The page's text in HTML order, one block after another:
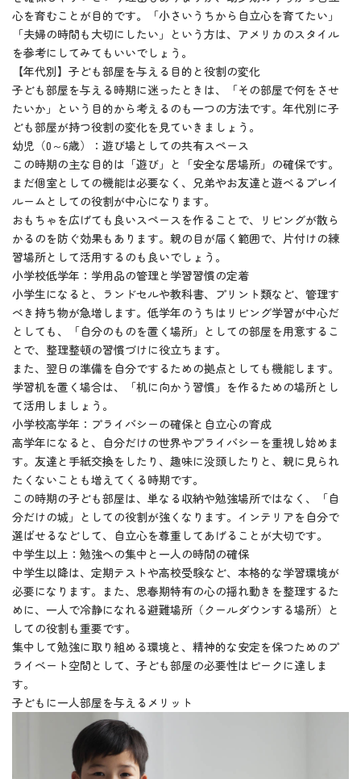
心を育むことが目的です。「小さいうちから自立心を育てたい」
「夫婦の時間も大切にしたい」という方は、アメリカのスタイル
を参考にしてみてもいいでしょう。
【年代別】子ども部屋を与える目的と役割の変化
子ども部屋を与える時期に迷ったときは、「その部屋で何をさせ
たいか」という目的から考えるのも一つの方法です。年代別に子
ども部屋が持つ役割の変化を見ていきましょう。
幼児（0～6歳）：遊び場としての共有スペース
この時期の主な目的は「遊び」と「安全な居場所」の確保です。
まだ個室としての機能は必要なく、兄弟やお友達と遊べるプレイ
ルームとしての役割が中心になります。
おもちゃを広げても良いスペースを作ることで、リビングが散ら
かるのを防ぐ効果もあります。親の目が届く範囲で、片付けの練
習場所として活用するのも良いでしょう。
小学校低学年：学用品の管理と学習習慣の定着
小学生になると、ランドセルや教科書、プリント類など、管理す
べき持ち物が急増します。低学年のうちはリビング学習が中心だ
としても、「自分のものを置く場所」としての部屋を用意するこ
とで、整理整頓の習慣づけに役立ちます。
また、翌日の準備を自分でするための拠点としても機能します。
学習机を置く場合は、「机に向かう習慣」を作るための場所とし
て活用しましょう。
小学校高学年：プライバシーの確保と自立心の育成
高学年になると、自分だけの世界やプライバシーを重視し始めま
す。友達と手紙交換をしたり、趣味に没頭したりと、親に見られ
たくないことも増えてくる時期です。
この時期の子ども部屋は、単なる収納や勉強場所ではなく、「自
分だけの城」としての役割が強くなります。インテリアを自分で
選ばせるなどして、自立心を尊重してあげることが大切です。
中学生以上：勉強への集中と一人の時間の確保
中学生以降は、定期テストや高校受験など、本格的な学習環境が
必要になります。また、思春期特有の心の揺れ動きを整理するた
めに、一人で冷静になれる避難場所（クールダウンする場所）と
しての役割も重要です。
集中して勉強に取り組める環境と、精神的な安定を保つためのプ
ライベート空間として、子ども部屋の必要性はピークに達しま
す。
子どもに一人部屋を与えるメリット